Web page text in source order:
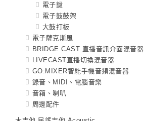
電子鈸
電子鼓鼓架
大鼓打板
電子薩克斯風
BRIDGE CAST 直播音訊介面混音器
LIVECAST直播切換混音器
GO:MIXER智能手機音頻混音器
錄音、MIDI、電腦音樂
音箱、喇叭
周邊配件